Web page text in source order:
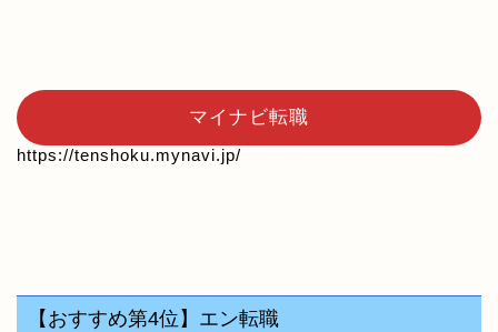
マイナビ転職
https://tenshoku.mynavi.jp/
【おすすめ第4位】エン転職